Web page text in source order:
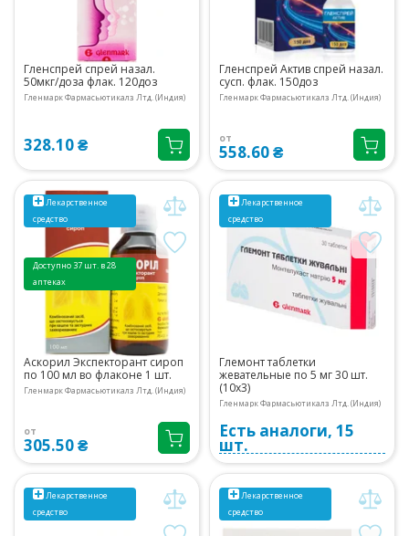
Гленспрей спрей назал.
50мкг/доза флак. 120доз
Гленмарк Фармасьютикалз Лтд. (Индия)
328.10 ₴
Гленспрей Актив спрей назал.
сусп. флак. 150доз
Гленмарк Фармасьютикалз Лтд. (Индия)
от
558.60 ₴
Лекарственное
средство
Доступно 37 шт. в 28
аптеках
Аскорил Экспекторант сироп
по 100 мл во флаконе 1 шт.
Гленмарк Фармасьютикалз Лтд. (Индия)
от
305.50 ₴
Лекарственное
средство
Глемонт таблетки
жевательные по 5 мг 30 шт.
(10х3)
Гленмарк Фармасьютикалз Лтд. (Индия)
Есть аналоги, 15
шт.
Лекарственное
средство
Лекарственное
средство